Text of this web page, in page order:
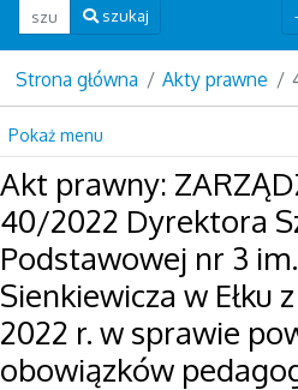
Wpisz szukaną frazę
szukaj -
Strona główna Akty prawne
Pokaż menu
Akt prawny:
40/2022 Dyrektora
Podstawowej nr 3
Sienkiewicza w Ełku
2022 r. w sprawie
obowiązków